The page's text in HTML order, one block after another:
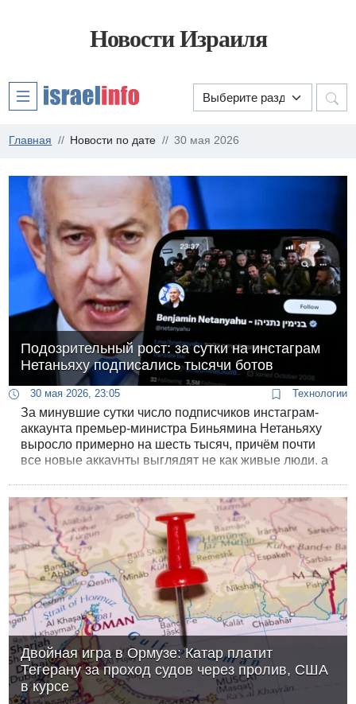
Новости Израиля
Главная Новости по дате 30 мая 2026
Подозрительный рост: за сутки на инстаграм
Нетаньяху подписались тысячи ботов
30 мая 2026, 23:05 Технологии
За минувшие сутки число подписчиков инстаграм-
аккаунта премьер-министра Биньямина Нетаньяху
выросло примерно на шесть тысяч, причём почти
все новые аккаунты выглядят не как живые люди, а
проект «Положение дел».
Двойная игра в Ормузе: Катар платит
Тегерану за проход судов через пролив, США
в курсе